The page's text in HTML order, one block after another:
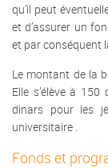
qu’il peut
et d’assurer un
et par conséquent
Le montant de la
Elle s’élève à
dinars pour les
universitaire .
Fonds et